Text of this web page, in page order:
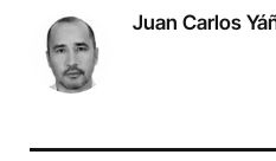
Juan Carlos